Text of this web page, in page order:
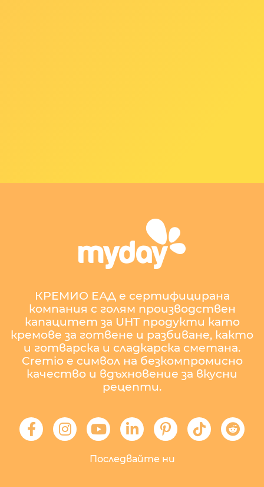
КРЕМИО ЕАД е сертифицирана
компания с голям производствен
капацитет за UHT продукти като
кремове за готвене и разбиване, както
и готварска и сладкарска сметана.
Cremio е символ на безкомпромисно
качество и вдъхновение за вкусни
рецепти.
Последвайте ни